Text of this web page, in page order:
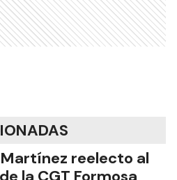
reelecto al